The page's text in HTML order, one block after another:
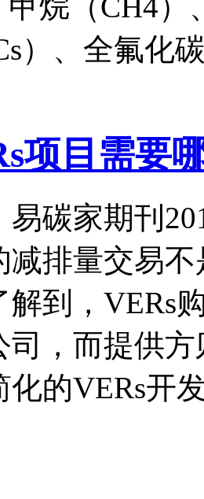
）、全氟化
项目需要
碳家期刊
减排量交易
解到，VERs
司，而提供
化的VERs开